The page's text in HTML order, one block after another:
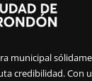
municipal
credibilidad. Con